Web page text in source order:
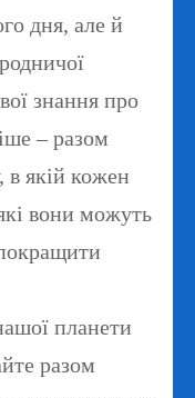
дня, але й
знання про
– разом
в якій кожен
вони можуть
планети
разом